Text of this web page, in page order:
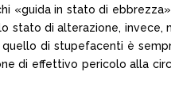
«guida in stato di
di alterazione, invece,
di stupefacenti è
di effettivo pericolo alla